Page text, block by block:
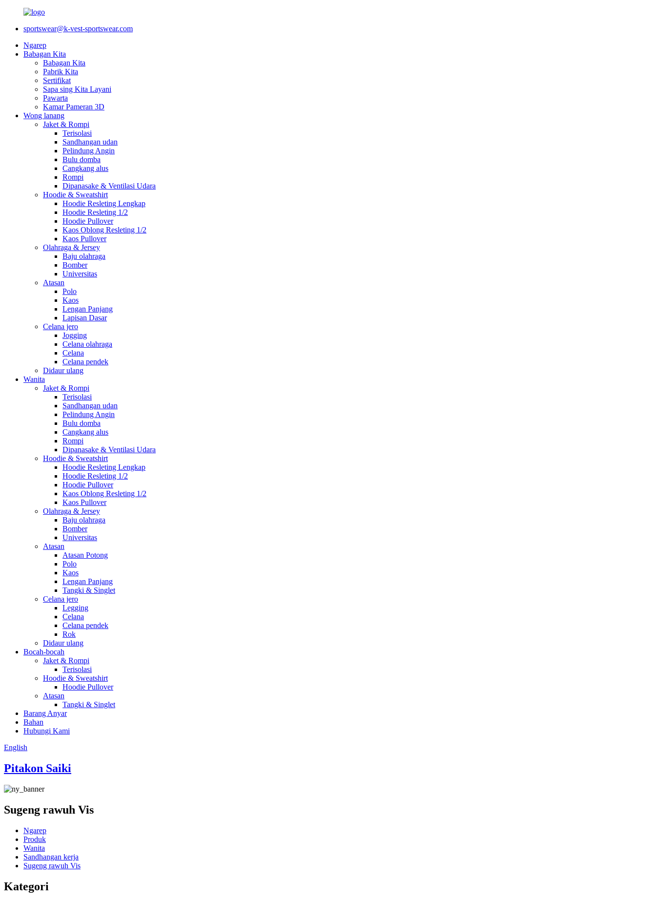
sportswear@k-vest-sportswear.com
Ngarep
Babagan Kita
Babagan Kita
Pabrik Kita
Sertifikat
Sapa sing Kita Layani
Pawarta
Kamar Pameran 3D
Wong lanang
Jaket & Rompi
Terisolasi
Sandhangan udan
Pelindung Angin
Bulu domba
Cangkang alus
Rompi
Dipanasake & Ventilasi Udara
Hoodie & Sweatshirt
Hoodie Resleting Lengkap
Hoodie Resleting 1/2
Hoodie Pullover
Kaos Oblong Resleting 1/2
Kaos Pullover
Olahraga & Jersey
Baju olahraga
Bomber
Universitas
Atasan
Polo
Kaos
Lengan Panjang
Lapisan Dasar
Celana jero
Jogging
Celana olahraga
Celana
Celana pendek
Didaur ulang
Wanita
Jaket & Rompi
Terisolasi
Sandhangan udan
Pelindung Angin
Bulu domba
Cangkang alus
Rompi
Dipanasake & Ventilasi Udara
Hoodie & Sweatshirt
Hoodie Resleting Lengkap
Hoodie Resleting 1/2
Hoodie Pullover
Kaos Oblong Resleting 1/2
Kaos Pullover
Olahraga & Jersey
Baju olahraga
Bomber
Universitas
Atasan
Atasan Potong
Polo
Kaos
Lengan Panjang
Tangki & Singlet
Celana jero
Legging
Celana
Celana pendek
Rok
Didaur ulang
Bocah-bocah
Jaket & Rompi
Terisolasi
Hoodie & Sweatshirt
Hoodie Pullover
Atasan
Tangki & Singlet
Barang Anyar
Bahan
Hubungi Kami
English
Pitakon Saiki
Sugeng rawuh Vis
Ngarep
Produk
Wanita
Sandhangan kerja
Sugeng rawuh Vis
Kategori